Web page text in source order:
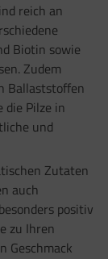
reich an
Biotin sowie
Zudem
Ballaststoffen
die Pilze in
und
Zutaten
auch
positiv
zu Ihren
Geschmack